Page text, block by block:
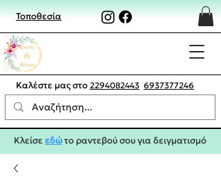
Τοποθεσία
Καλέστε μας στο 2294082443 6937377246
Κλείσεεδώτο ραντεβού σου για δειγματισμό